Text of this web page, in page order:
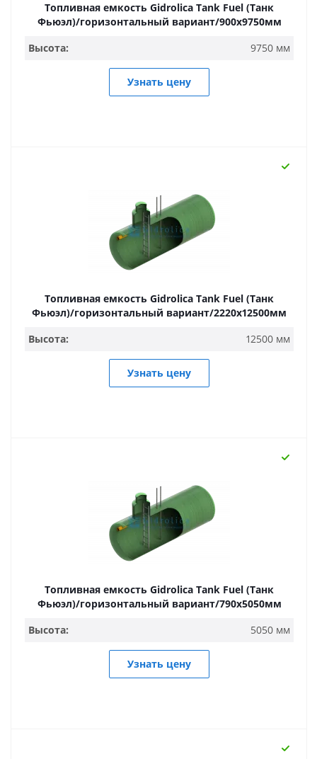
Топливная емкость Gidrolica Tank Fuel (Танк
Фьюэл)/горизонтальный вариант/900х9750мм
Высота:
9750 мм
Узнать цену
Топливная емкость Gidrolica Tank Fuel (Танк
Фьюэл)/горизонтальный вариант/2220х12500мм
Высота:
12500 мм
Узнать цену
Топливная емкость Gidrolica Tank Fuel (Танк
Фьюэл)/горизонтальный вариант/790х5050мм
Высота:
5050 мм
Узнать цену